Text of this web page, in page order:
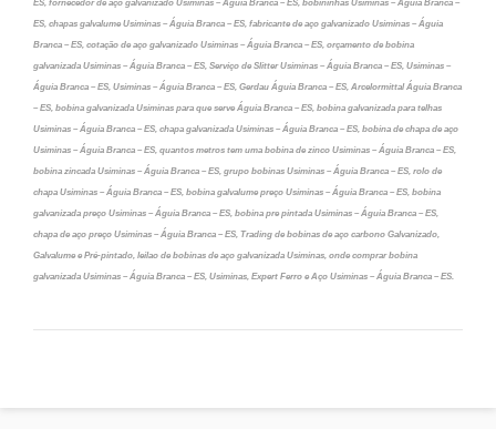
ES, fornecedor de aço galvanizado Usiminas – Águia Branca – ES, bobininhas Usiminas – Águia Branca –
ES, chapas galvalume Usiminas – Águia Branca – ES, fabricante de aço galvanizado Usiminas – Águia
Branca – ES, cotação de aço galvanizado Usiminas – Águia Branca – ES, orçamento de bobina
galvanizada Usiminas – Águia Branca – ES, Serviço de Slitter Usiminas – Águia Branca – ES, Usiminas –
Águia Branca – ES, Usiminas – Águia Branca – ES, Gerdau Águia Branca – ES, Arcelormittal Águia Branca
– ES, bobina galvanizada Usiminas para que serve Águia Branca – ES, bobina galvanizada para telhas
Usiminas – Águia Branca – ES, chapa galvanizada Usiminas – Águia Branca – ES, bobina de chapa de aço
Usiminas – Águia Branca – ES, quantos metros tem uma bobina de zinco Usiminas – Águia Branca – ES,
bobina zincada Usiminas – Águia Branca – ES, grupo bobinas Usiminas – Águia Branca – ES, rolo de
chapa Usiminas – Águia Branca – ES, bobina galvalume preço Usiminas – Águia Branca – ES, bobina
galvanizada preço Usiminas – Águia Branca – ES, bobina pre pintada Usiminas – Águia Branca – ES,
chapa de aço preço Usiminas – Águia Branca – ES, Trading de bobinas de aço carbono Galvanizado,
Galvalume e Pré-pintado, leilao de bobinas de aço galvanizada Usiminas, onde comprar bobina
galvanizada Usiminas – Águia Branca – ES, Usiminas, Expert Ferro e Aço Usiminas – Águia Branca – ES.